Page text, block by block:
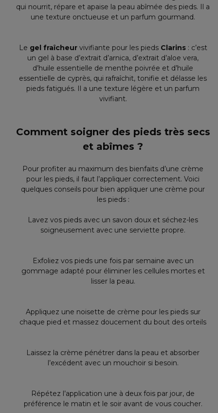
qui nourrit, répare et apaise la peau abîmée des pieds. Il a
une texture onctueuse et un parfum gourmand.
Le gel fraîcheurvivifiante pour les pieds Clarins: c’est
un gel à base d’extrait d’arnica, d’extrait d’aloe vera,
d’huile essentielle de menthe poivrée et d’huile
essentielle de cyprès, qui rafraîchit, tonifie et délasse les
pieds fatigués. Il a une texture légère et un parfum
vivifiant.
Comment soigner des pieds très secs
et abîmes ?
Pour profiter au maximum des bienfaits d’une crème
pour les pieds, il faut l’appliquer correctement. Voici
quelques conseils pour bien appliquer une crème pour
les pieds :
Lavez vos pieds avec un savon doux et séchez-les
soigneusement avec une serviette propre.
Exfoliez vos pieds une fois par semaine avec un
gommage adapté pour éliminer les cellules mortes et
lisser la peau.
Appliquez une noisette de crème pour les pieds sur
chaque pied et massez doucement du bout des orteils
Laissez la crème pénétrer dans la peau et absorber
l’excédent avec un mouchoir si besoin.
Répétez l’application une à deux fois par jour, de
préférence le matin et le soir avant de vous coucher.